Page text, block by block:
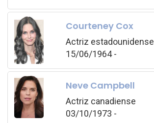
Courteney Cox
Actriz estadounidense
15/06/1964 -
Neve Campbell
Actriz canadiense
03/10/1973 -